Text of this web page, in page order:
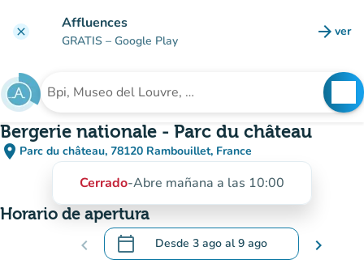
clear Affluences
GRATIS – Google Play arrow_forward ver
Buscar un establecimiento
Bergerie nationale - Parc du château
place Parc du château, 78120 Rambouillet, France
(abrir en Google Maps)
(nueva pestaña)
Cerrado-Abre mañana a las 10:00
Horario de apertura
chevron_left calendar_today Desde 3 ago al9 ago
.Abra el calendario para cambiar las
chevron_right